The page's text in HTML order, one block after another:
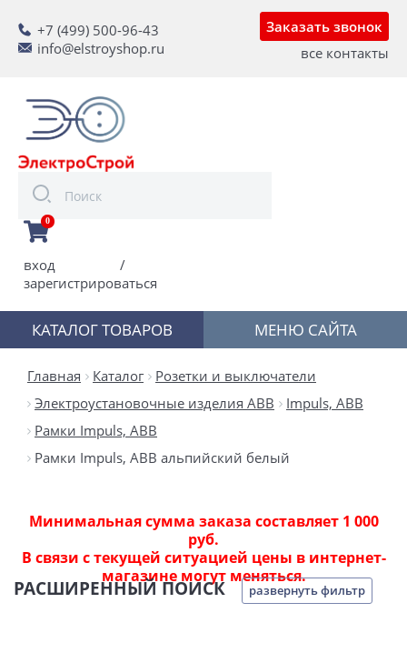
+7 (499) 500-96-43
info@elstroyshop.ru
Заказать звонок
все контакты
0
вход
/
зарегистрироваться
КАТАЛОГ ТОВАРОВ МЕНЮ САЙТА
Главная Каталог
Розетки и выключатели
Электроустановочные изделия ABB
Impuls, ABB
Рамки Impuls, ABB
Рамки Impuls, ABB альпийский белый
Минимальная сумма заказа составляет 1 000
руб.
В связи с текущей ситуацией цены в интернет-
магазине могут меняться.
РАСШИРЕННЫЙ ПОИСК развернуть фильтр